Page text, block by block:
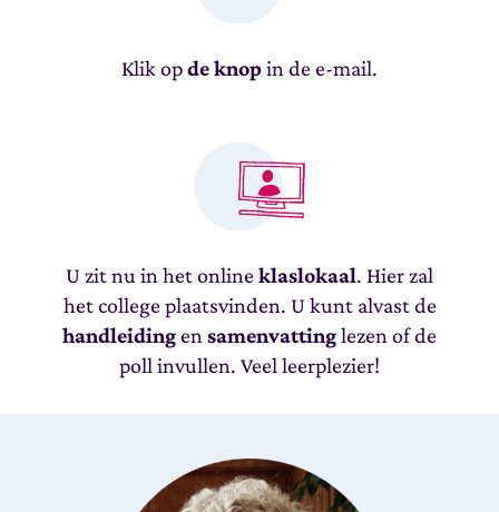
Klik opde knopin de e-mail.
U zit nu in het online klaslokaal. Hier zal
het college plaatsvinden. U kunt alvast de
handleidingen samenvattinglezen of de
poll invullen. Veel leerplezier!